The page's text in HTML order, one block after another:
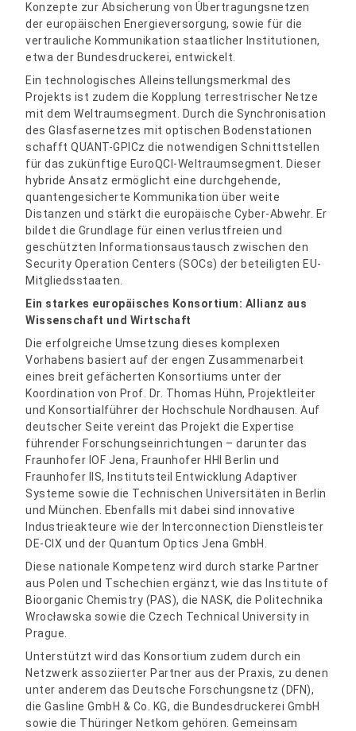
Konzepte zur Absicherung von Übertragungsnetzen
der europäischen Energieversorgung, sowie für die
vertrauliche Kommunikation staatlicher Institutionen,
etwa der Bundesdruckerei, entwickelt.
Ein technologisches Alleinstellungsmerkmal des
Projekts ist zudem die Kopplung terrestrischer Netze
mit dem Weltraumsegment. Durch die Synchronisation
des Glasfasernetzes mit optischen Bodenstationen
schafft QUANT-GPICz die notwendigen Schnittstellen
für das zukünftige EuroQCI-Weltraumsegment. Dieser
hybride Ansatz ermöglicht eine durchgehende,
quantengesicherte Kommunikation über weite
Distanzen und stärkt die europäische Cyber-Abwehr. Er
bildet die Grundlage für einen verlustfreien und
geschützten Informationsaustausch zwischen den
Security Operation Centers (SOCs) der beteiligten EU-
Mitgliedsstaaten.
Ein starkes europäisches Konsortium: Allianz aus
Wissenschaft und Wirtschaft
Die erfolgreiche Umsetzung dieses komplexen
Vorhabens basiert auf der engen Zusammenarbeit
eines breit gefächerten Konsortiums unter der
Koordination von Prof. Dr. Thomas Hühn, Projektleiter
und Konsortialführer der Hochschule Nordhausen. Auf
deutscher Seite vereint das Projekt die Expertise
führender Forschungseinrichtungen – darunter das
Fraunhofer IOF Jena, Fraunhofer HHI Berlin und
Fraunhofer IIS, Institutsteil Entwicklung Adaptiver
Systeme sowie die Technischen Universitäten in Berlin
und München. Ebenfalls mit dabei sind innovative
Industrieakteure wie der Interconnection Dienstleister
DE-CIX und der Quantum Optics Jena GmbH.
Diese nationale Kompetenz wird durch starke Partner
aus Polen und Tschechien ergänzt, wie das Institute of
Bioorganic Chemistry (PAS), die NASK, die Politechnika
Wrocławska sowie die Czech Technical University in
Prague.
Unterstützt wird das Konsortium zudem durch ein
Netzwerk assoziierter Partner aus der Praxis, zu denen
unter anderem das Deutsche Forschungsnetz (DFN),
die Gasline GmbH & Co. KG, die Bundesdruckerei GmbH
sowie die Thüringer Netkom gehören. Gemeinsam